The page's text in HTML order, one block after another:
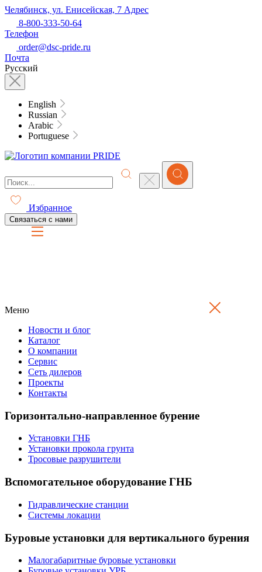
Челябинск, ул. Енисейская, 7 Адрес
8-800-333-50-64
Телефон
order@dsc-pride.ru
Почта
Русский
English
Russian
Arabic
Portuguese
Избранное
Связаться с нами
Меню
Новости и блог
Каталог
О компании
Сервис
Сеть дилеров
Проекты
Контакты
Горизонтально-направленное бурение
Установки ГНБ
Установки прокола грунта
Тросовые разрушители
Вспомогательное оборудование ГНБ
Гидравлические станции
Системы локации
Буровые установки для вертикального бурения
Малогабаритные буровые установки